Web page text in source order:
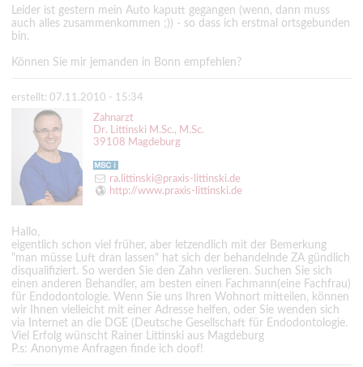
Leider ist gestern mein Auto kaputt gegangen (wenn, dann muss
auch alles zusammenkommen ;)) - so dass ich erstmal ortsgebunden
bin.
Können Sie mir jemanden in Bonn empfehlen?
erstellt: 07.11.2010 - 15:34
Zahnarzt
Dr. Littinski M.Sc., M.Sc.
39108 Magdeburg
ra.littinski@praxis-littinski.de
http://www.praxis-littinski.de
Hallo,
eigentlich schon viel früher, aber letzendlich mit der Bemerkung
"man müsse Luft dran lassen" hat sich der behandelnde ZA gündlich
disqualifiziert. So werden Sie den Zahn verlieren. Suchen Sie sich
einen anderen Behandler, am besten einen Fachmann(eine Fachfrau)
für Endodontologie. Wenn Sie uns Ihren Wohnort mitteilen, können
wir Ihnen vielleicht mit einer Adresse helfen, oder Sie wenden sich
via Internet an die DGE (Deutsche Gesellschaft für Endodontologie.
Viel Erfolg wünscht Rainer Littinski aus Magdeburg
P.s: Anonyme Anfragen finde ich doof!